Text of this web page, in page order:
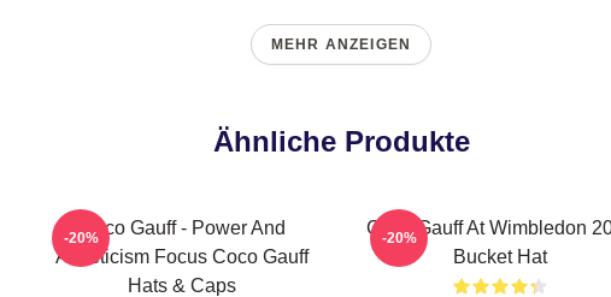
MEHR ANZEIGEN
Ähnliche Produkte
Coco Gauff - Power And
Athleticism Focus Coco Gauff
Hats & Caps
-20%
Coco Gauff At Wimbledon
Bucket Hat
-20%